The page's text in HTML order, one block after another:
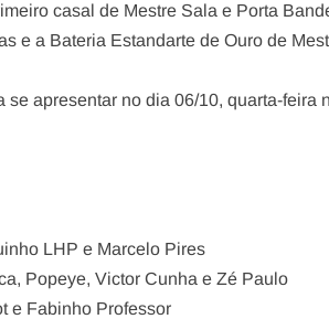
casal de Mestre Sala e Porta
e a Bateria Estandarte de Ouro de
apresentar no dia 06/10, quarta-feira
LHP e Marcelo Pires
Popeye, Victor Cunha e Zé Paulo
e Fabinho Professor